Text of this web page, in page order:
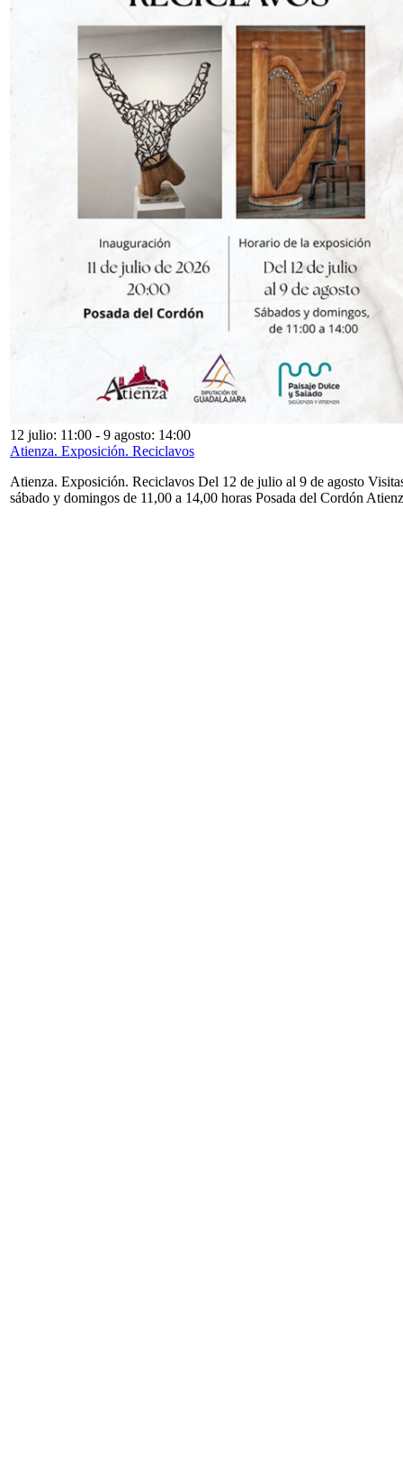
12 julio: 11:00 - 9 agosto: 14:00
Atienza. Exposición. Reciclavos
Atienza. Exposición. Reciclavos Del 12 de julio al 9 de agosto
sábado y domingos de 11,00 a 14,00 horas Posada del Cordón